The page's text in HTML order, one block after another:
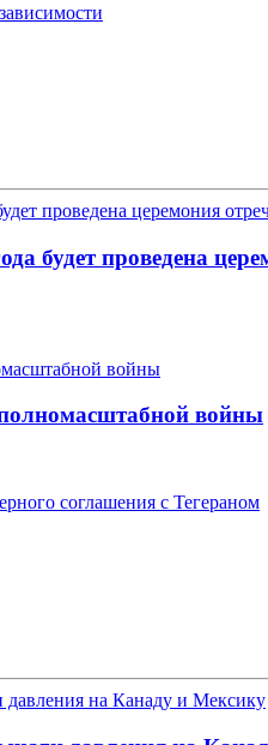
будет проведена
войны
соглашения с Тегераном